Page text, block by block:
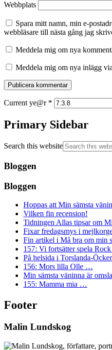
Webbplats
Spara mitt namn, min e-
webbläsare till nästa gång jag
Meddela mig om nya
Meddela mig om nya inlägg
Current ye@r *
Primary Sidebar
Search this website
Bloggen
Bloggen
Hoppas att Min sämsta
Vilken fin recension!
Tidningen Allas tipsar om
Fixar fredagsmys i
Fin artikel i Må bra om min
157: Vi fortsätter spela
På helsida i Torslanda-
156: Mors lilla Olle …
Min sämsta väninna är
155: Mamma mia …
Footer
Malin Lundskog